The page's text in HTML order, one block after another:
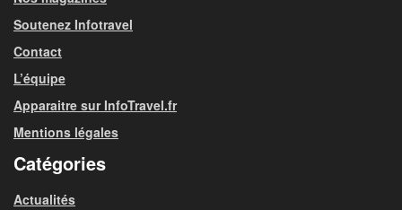
Soutenez Infotravel
Contact
L’équipe
Apparaitre sur InfoTravel.fr
Mentions légales
Catégories
Actualités